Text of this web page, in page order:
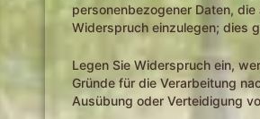
personenbezogener Daten,
Widerspruch einzulegen; dies
Legen Sie Widerspruch ein,
Gründe für die Verarbeitung
Ausübung oder Verteidigung